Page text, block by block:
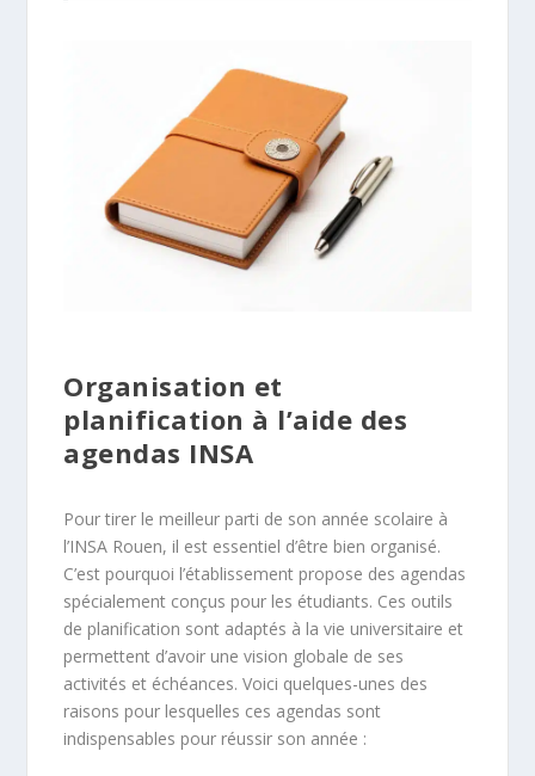
Organisation et
planification à l’aide des
agendas INSA
Pour tirer le meilleur parti de son année scolaire à
l’INSA Rouen, il est essentiel d’être bien organisé.
C’est pourquoi l’établissement propose des agendas
spécialement conçus pour les étudiants. Ces outils
de planification sont adaptés à la vie universitaire et
permettent d’avoir une vision globale de ses
activités et échéances. Voici quelques-unes des
raisons pour lesquelles ces agendas sont
indispensables pour réussir son année :